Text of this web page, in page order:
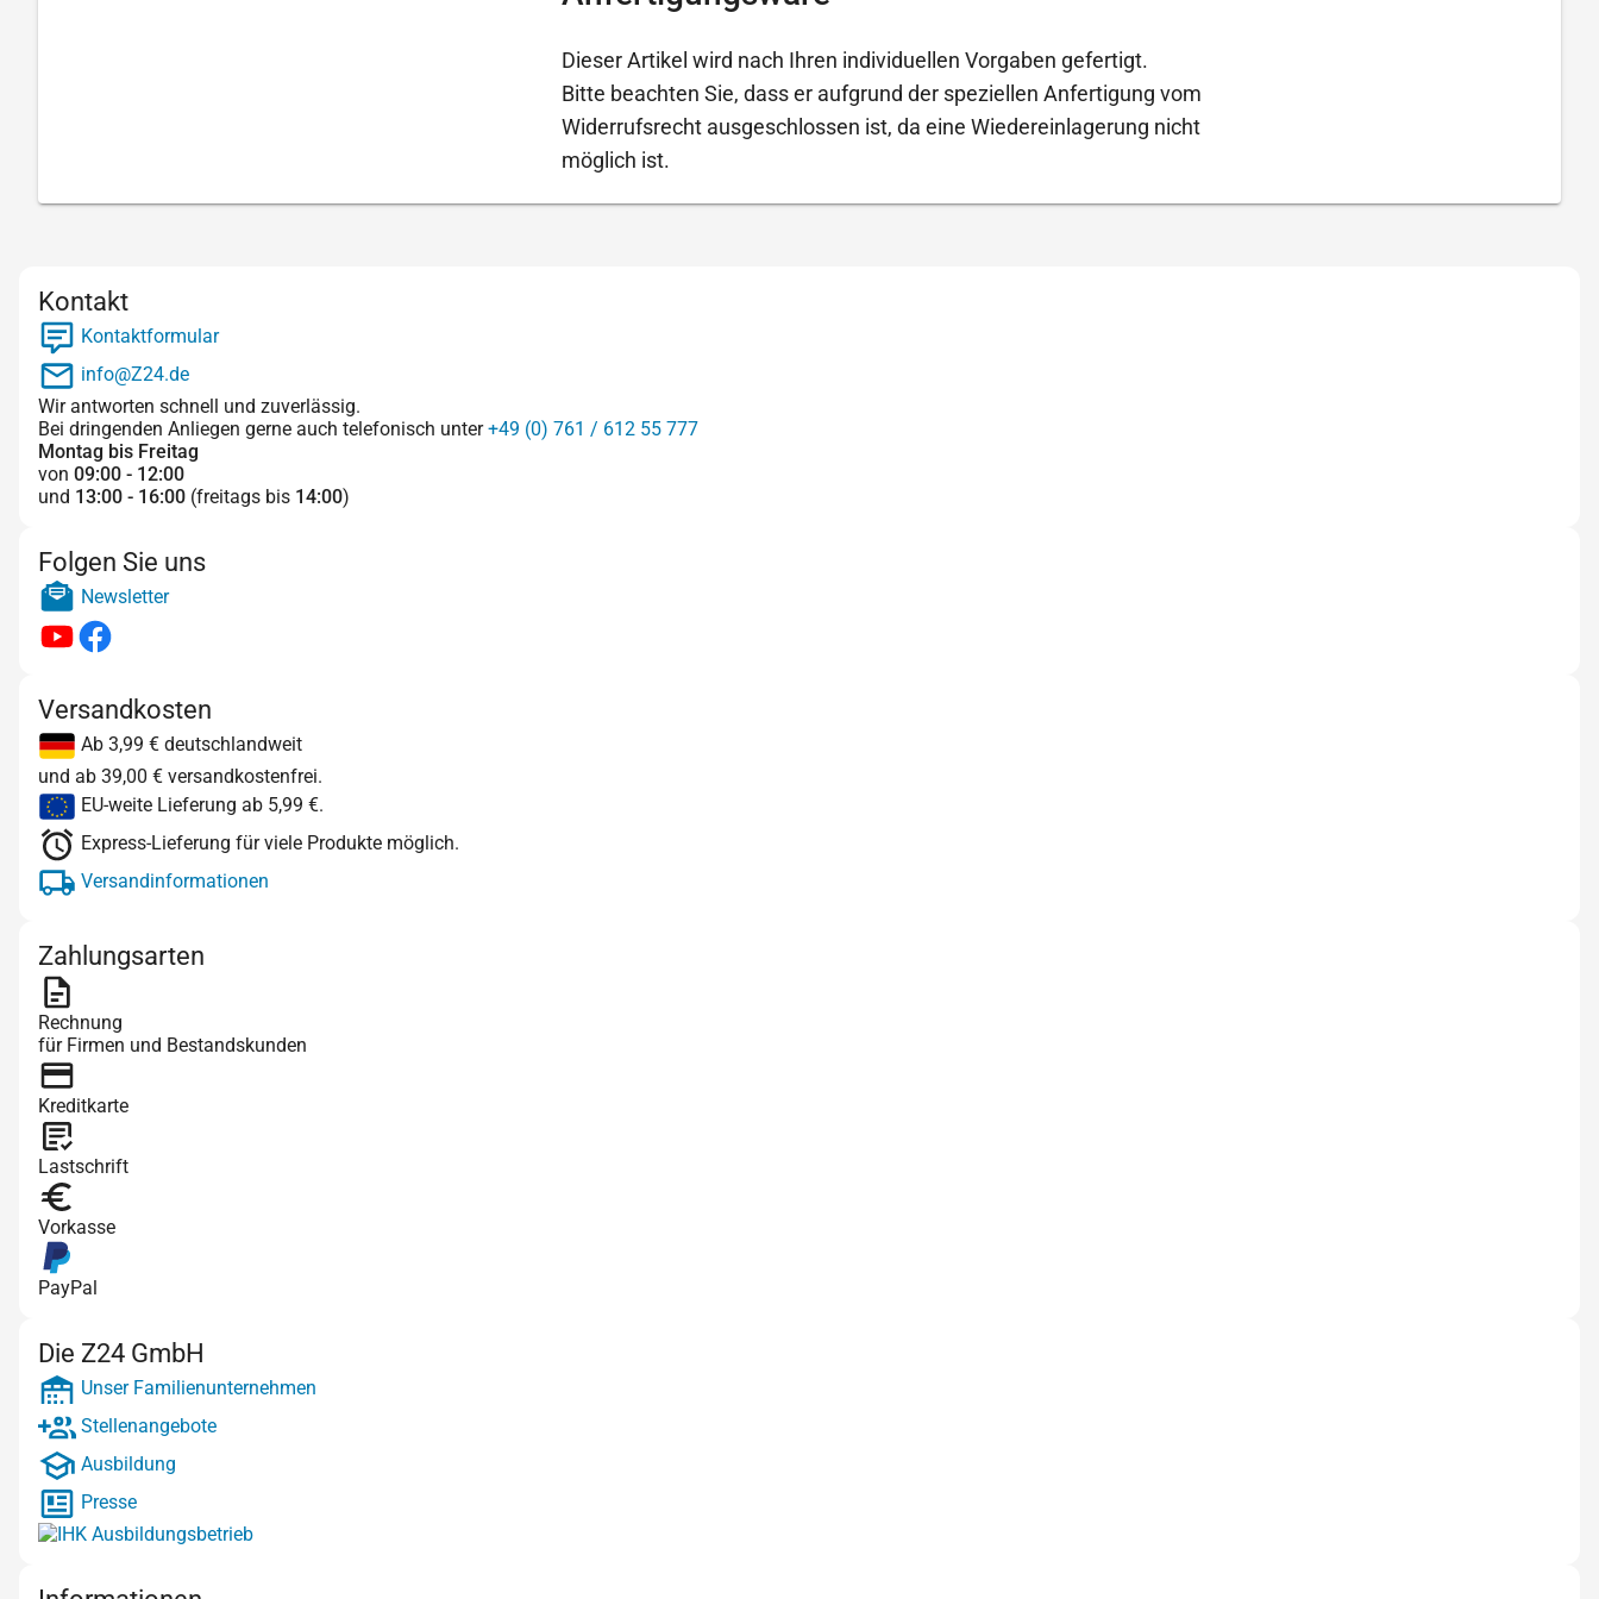
Dieser Artikel wird nach Ihren individuellen Vorgaben gefertigt.
Bitte beachten Sie, dass er aufgrund der speziellen Anfertigung vom
Widerrufsrecht ausgeschlossen ist, da eine Wiedereinlagerung nicht
möglich ist.
Kontakt
Kontaktformular
info@Z24.de
Wir antworten schnell und zuverlässig.
Bei dringenden Anliegen gerne auch telefonisch unter+49 (0) 761 / 612 55 777
Montag bis Freitag
von 09:00 - 12:00
und 13:00 - 16:00 (freitags bis 14:00)
Folgen Sie uns
Newsletter
Versandkosten
Ab 3,99 € deutschlandweit
und ab 39,00 € versandkostenfrei.
EU-weite Lieferung ab 5,99 €.
Express-Lieferung für viele Produkte möglich.
Versandinformationen
Zahlungsarten
Rechnung
für Firmen und Bestandskunden
Kreditkarte
Lastschrift
Vorkasse
PayPal
Die Z24 GmbH
Unser Familienunternehmen
Stellenangebote
Ausbildung
Presse